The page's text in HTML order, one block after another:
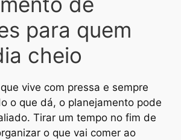
para quem
cheio
vive com pressa e sempre
o que dá, o planejamento pode
Tirar um tempo no fim de
o que vai comer ao